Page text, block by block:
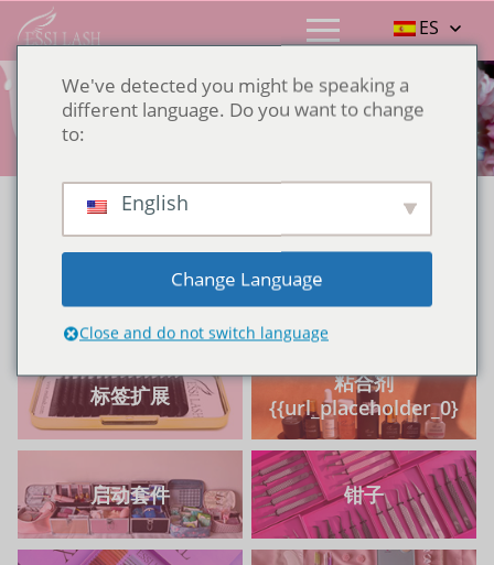
ES
产品
Essi Lash Factory produce la calidad No.1 de las
extensiones y pestañas de pestañas. Nos centramos
en el mercado de pestañas de alta gama, los productos
son de la más alta calidad.
标签扩展
粘合剂
{{url_placeholder_0}
启动套件 钳子
We've detected you might be speaking a
different language. Do you want to change
to:
English
Change Language
Close and do not switch language